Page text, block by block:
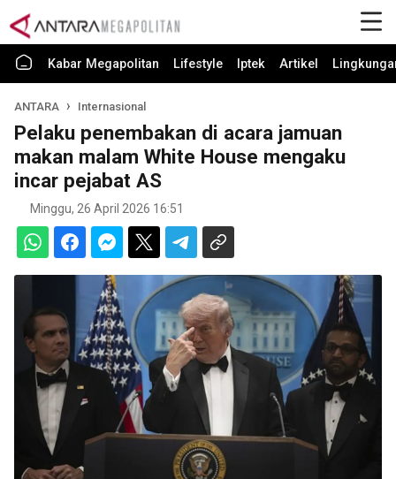
Kabar Megapolitan Lifestyle Iptek Artikel
ANTARA Internasional
Pelaku penembakan di acara jamuan
makan malam White House mengaku
incar pejabat AS
Minggu, 26 April 2026 16:51